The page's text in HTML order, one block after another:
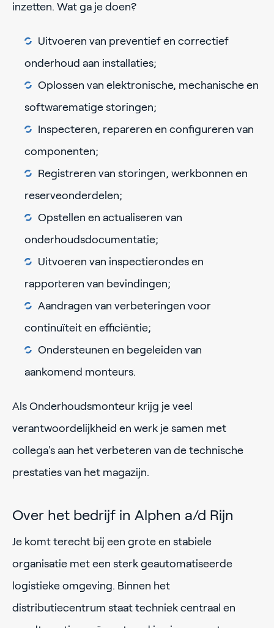
inzetten. Wat ga je doen?
Uitvoeren van preventief en correctief
onderhoud aan installaties;
Oplossen van elektronische, mechanische en
softwarematige storingen;
Inspecteren, repareren en configureren van
componenten;
Registreren van storingen, werkbonnen en
reserveonderdelen;
Opstellen en actualiseren van
onderhoudsdocumentatie;
Uitvoeren van inspectierondes en
rapporteren van bevindingen;
Aandragen van verbeteringen voor
continuïteit en efficiëntie;
Ondersteunen en begeleiden van
aankomend monteurs.
Als Onderhoudsmonteur krijg je veel
verantwoordelijkheid en werk je samen met
collega's aan het verbeteren van de technische
prestaties van het magazijn.
Over het bedrijf in Alphen a/d Rijn
Je komt terecht bij een grote en stabiele
organisatie met een sterk geautomatiseerde
logistieke omgeving. Binnen het
distributiecentrum staat techniek centraal en